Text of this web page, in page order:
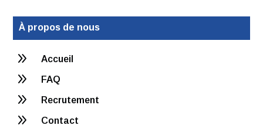
À propos de nous
9 Accueil
9 FAQ
9 Recrutement
9 Contact